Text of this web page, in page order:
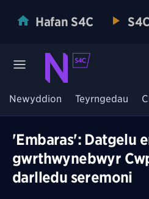
Hafan S4C
Newyddion Teyrngedau
'Embaras': Datgelu
gwrthwynebwyr
darlledu seremoni